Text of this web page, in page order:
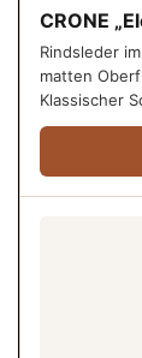
CRONE
Rindsleder
matten
Klassischer